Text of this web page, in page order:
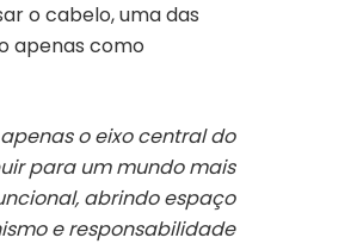
o cabelo, uma das
apenas como
o eixo central do
para um mundo mais
abrindo espaço
e responsabilidade